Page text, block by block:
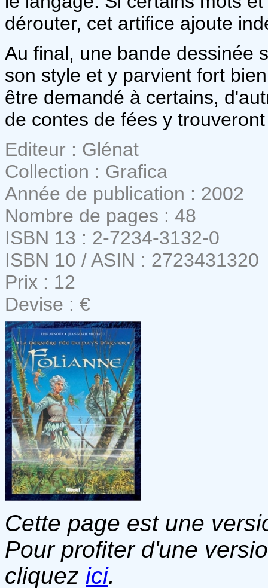
dérouter, cet artifice ajoute
Au final, une bande dessinée
son style et y parvient fort
être demandé à certains,
de contes de fées y
Editeur : Glénat
Collection : Grafica
Année de publication : 2002
Nombre de pages : 48
ISBN 13 : 2-7234-3132-0
ISBN 10 / ASIN : 2723431320
Prix : 12
Devise : €
Cette page est une
Pour profiter d'une
cliquez ici.